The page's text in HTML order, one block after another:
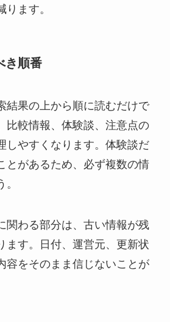
ります。
き順番
結果の上から順に読むだけで
比較情報、体験談、注意点の
しやすくなります。体験談だ
とがあるため、必ず複数の情
関わる部分は、古い情報が残
ます。日付、運営元、更新状
容をそのまま信じないことが